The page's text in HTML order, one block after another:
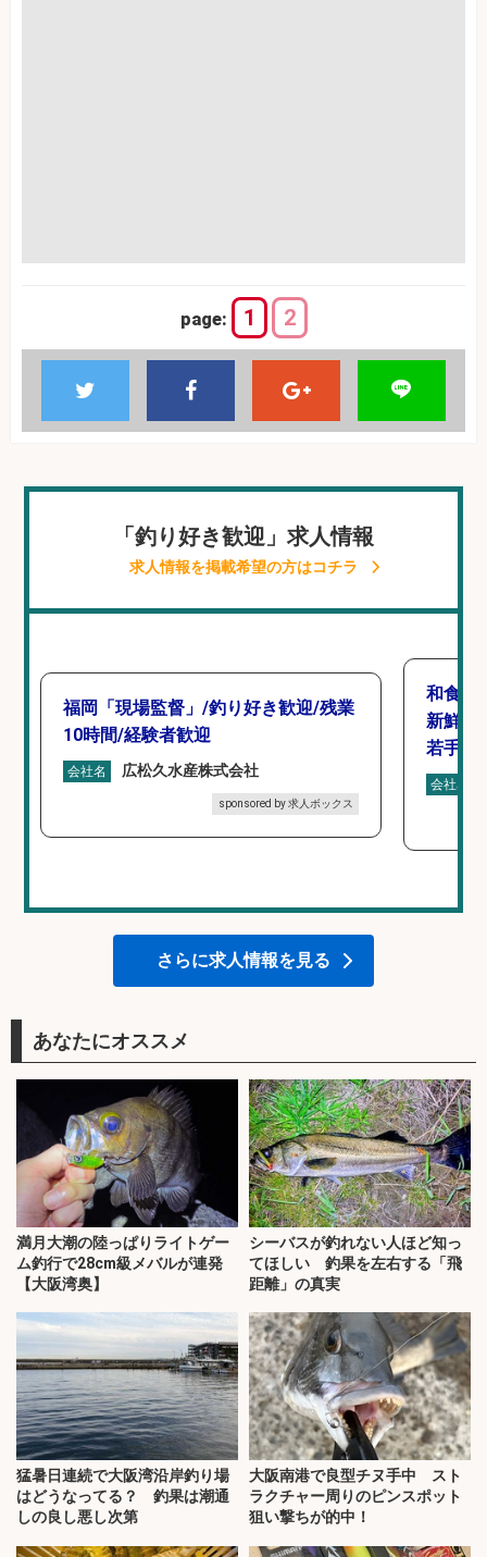
page: 1 2
「釣り好き歓迎」求人情報
求人情報を掲載希望の方はコチラ
福岡「現場監督」/釣り好き歓迎/残業
10時間/経験者歓迎
会社名 広松久水産株式会社
sponsored by 求人ボックス
和食,
新鮮な
若手ス
会社名
さらに求人情報を見る
あなたにオススメ
満月大潮の陸っぱりライトゲー
ム釣行で28cm級メバルが連発
【大阪湾奥】
シーバスが釣れない人ほど知っ
てほしい 釣果を左右する「飛
距離」の真実
猛暑日連続で大阪湾沿岸釣り場
はどうなってる？ 釣果は潮通
しの良し悪し次第
大阪南港で良型チヌ手中 スト
ラクチャー周りのピンスポット
狙い撃ちが的中！